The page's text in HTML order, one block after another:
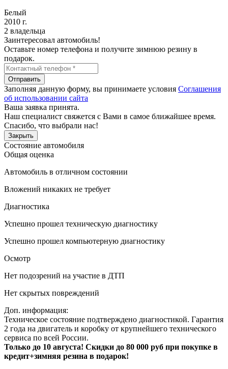
Белый
2010 г.
2 владельца
Заинтересовал автомобиль!
Оставьте номер телефона и получите зимнюю резину в
подарок.
Отправить
Заполняя данную форму, вы принимаете условия Соглашения
об использовании сайта
Ваша заявка принята.
Наш специалист свяжется с Вами в самое ближайшее время.
Спасибо, что выбрали нас!
Закрыть
Состояние автомобиля
Общая оценка
Автомобиль в отличном состоянии
Вложений никаких не требует
Диагностика
Успешно прошел техническую диагностику
Успешно прошел компьютерную диагностику
Осмотр
Нет подозрений на участие в ДТП
Нет скрытых повреждений
Доп. информация:
Техническое состояние подтверждено диагностикой. Гарантия
2 года на двигатель и коробку от крупнейшего технического
сервиса по всей России.
Только до 10 августа! Скидки до 80 000 руб при покупке в
кредит+зимняя резина в подарок!